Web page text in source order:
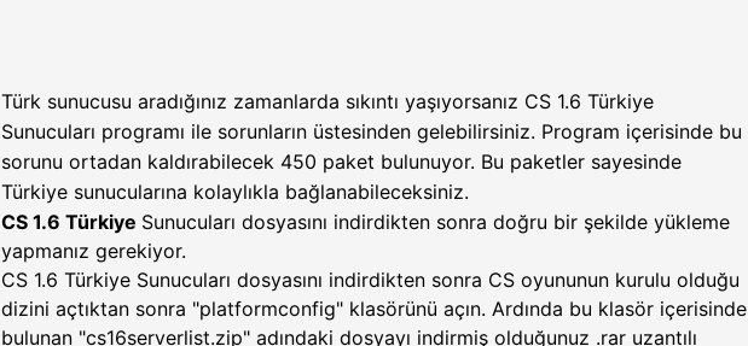
Türk sunucusu aradığınız zamanlarda sıkıntı yaşıyorsanız CS 1.6 Türkiye
Sunucuları programı ile sorunların üstesinden gelebilirsiniz. Program içerisinde bu
sorunu ortadan kaldırabilecek 450 paket bulunuyor. Bu paketler sayesinde
Türkiye sunucularına kolaylıkla bağlanabileceksiniz.
CS 1.6 Türkiye Sunucuları dosyasını indirdikten sonra doğru bir şekilde yükleme
yapmanız gerekiyor.
CS 1.6 Türkiye Sunucuları dosyasını indirdikten sonra CS oyununun kurulu olduğu
dizini açtıktan sonra "platformconfig" klasörünü açın. Ardında bu klasör içerisinde
bulunan "cs16serverlist.zip" adındaki dosyayı indirmiş olduğunuz .rar uzantılı